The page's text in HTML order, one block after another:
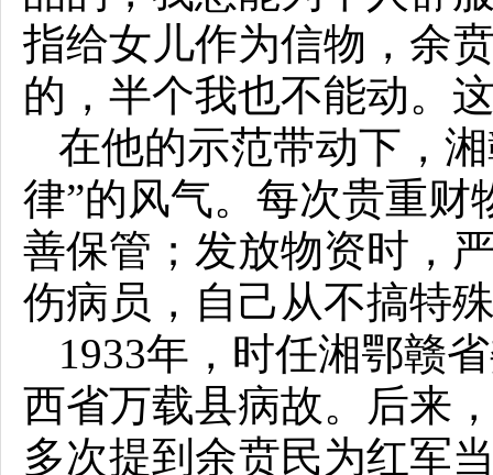
指给女儿作为信物，余
的，半个我也不能动。
在他的示范带动下，
律”的风气。每次贵重
善保管；发放物资时，
伤病员，自己从不搞特
1933年，时任湘鄂赣
西省万载县病故。后来
多次提到余贲民为红军